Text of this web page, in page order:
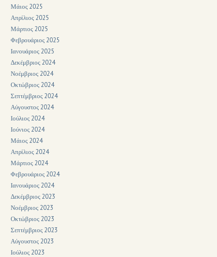
Μάιος 2025
Απρίλιος 2025
Μάρτιος 2025
Φεβρουάριος 2025
Ιανουάριος 2025
Δεκέμβριος 2024
Νοέμβριος 2024
Οκτώβριος 2024
Σεπτέμβριος 2024
Αύγουστος 2024
Ιούλιος 2024
Ιούνιος 2024
Μάιος 2024
Απρίλιος 2024
Μάρτιος 2024
Φεβρουάριος 2024
Ιανουάριος 2024
Δεκέμβριος 2023
Νοέμβριος 2023
Οκτώβριος 2023
Σεπτέμβριος 2023
Αύγουστος 2023
Ιούλιος 2023